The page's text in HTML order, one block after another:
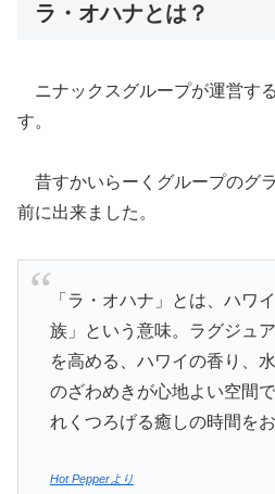
ラ・オハナとは？
ニナックスグループが運営す
す。
昔すかいらーくグループのグ
前に出来ました。
「ラ・オハナ」とは、ハワ
族」という意味。ラグジュ
を高める、ハワイの香り、
のざわめきが心地よい空間
れくつろげる癒しの時間を
Hot Pepperより